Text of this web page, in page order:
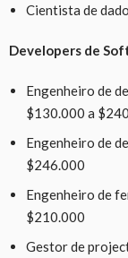
Cientista de
Developers de
Engenheiro de
$130.000 a
Engenheiro de
$246.000
Engenheiro de
$210.000
Gestor de